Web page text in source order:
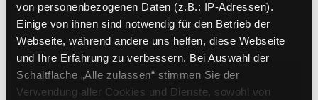
von personenbezogenen Daten (z.B.: IP-Adressen).
Einige von ihnen sind notwendig für den Betrieb der
Webseite, während andere uns helfen, diese Webseite
und Ihre Erfahrung zu verbessern. Bei Auswahl der
Schaltfläche „Alle zulassen“ stimmen Sie der
Verwendung aller Cookies und Dienste, sowohl von
Erwerbungen der letzten Tage
Jahr von
Medien anzeigen, die nach dem Jahr veröffentlicht
Jahr bis
Medien anzeigen, die vor dem